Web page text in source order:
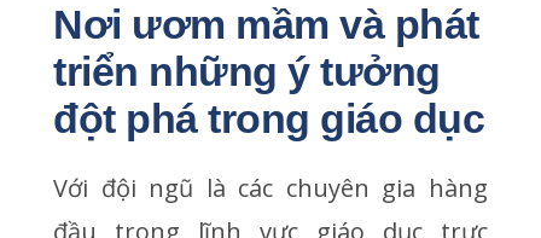
Nơi ươm mầm và phát
triển những ý tưởng
đột phá trong giáo dục
Với đội ngũ là các chuyên gia hàng